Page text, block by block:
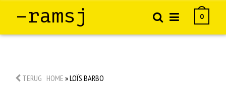
–ramsj 0
TERUG HOME »LOÏS BARBO